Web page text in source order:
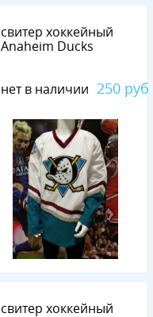
свитер хоккейный
Anaheim Ducks
нет в наличии 250 руб
свитер хоккейный